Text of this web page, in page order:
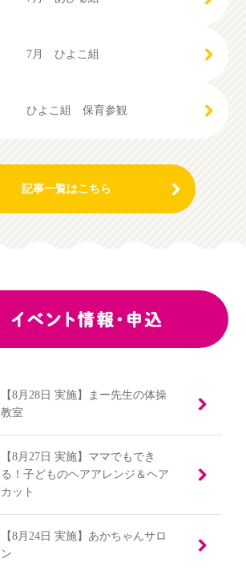
7月 ひよこ組
ひよこ組 保育参観
記事一覧はこちら
【8月28日 実施】まー先生の体操
教室
【8月27日 実施】ママでもでき
る！子どものヘアアレンジ＆ヘア
カット
【8月24日 実施】あかちゃんサロ
ン